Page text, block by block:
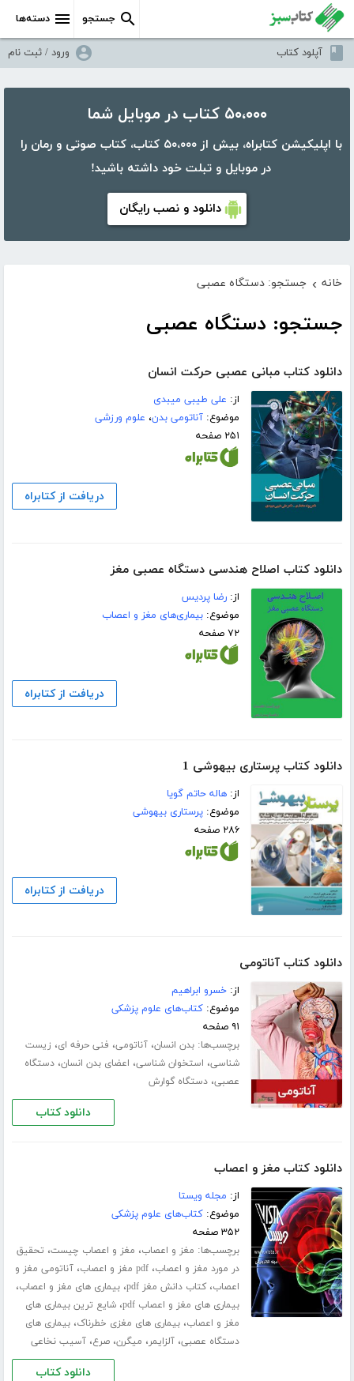
دسته‌ها جستجو
آپلود کتاب ورود / ثبت نام
۵۰،۰۰۰ کتاب در موبایل شما
با اپلیکیشن کتابراه، بیش از ۵۰،۰۰۰ کتاب، کتاب صوتی و رمان را
در موبایل و تبلت خود داشته باشید!
دانلود و نصب رایگان
خانه › جستجو: دستگاه عصبی
جستجو: دستگاه عصبی
دانلود کتاب مبانی عصبی حرکت انسان
از: علی طیبی میبدی
موضوع:آناتومی بدن، علوم ورزشی
۲۵۱ صفحه
دریافت از کتابراه
دانلود کتاب اصلاح هندسی دستگاه عصبی مغز
از:رضا پردیس
موضوع:بیماری‌های مغز و اعصاب
۷۲ صفحه
دریافت از کتابراه
دانلود کتاب پرستاری بیهوشی 1
از:هاله حاتم گویا
موضوع:پرستاری بیهوشی
۲۸۶ صفحه
دریافت از کتابراه
دانلود کتاب آناتومی
از:خسرو ابراهیم
موضوع:کتاب‌های علوم پزشکی
۹۱ صفحه
برچسب‌ها:بدن انسان،آناتومی، فنی حرفه ای، زیست
شناسی، استخوان شناسی، اعضای بدن انسان،دستگاه
عصبی،دستگاه گوارش
دانلود کتاب
دانلود کتاب مغز و اعصاب
از: مجله ویستا
موضوع:کتاب‌های علوم پزشکی
۳۵۲ صفحه
برچسب‌ها: مغز و اعصاب، مغز و اعصاب چیست، تحقیق
در مورد مغز و اعصاب،pdf مغز و اعصاب ،آناتومی مغز و
اعصاب،کتاب دانش مغز pdf ،بیماری های مغز و اعصاب،
بیماری های مغز و اعصاب pdf ،شایع ترین بیماری های
مغز و اعصاب،بیماری های مغزی خطرناک،بیماری های
دستگاه عصبی،آلزایمر، میگرن،صرع،آسیب نخاعی
دانلود کتاب